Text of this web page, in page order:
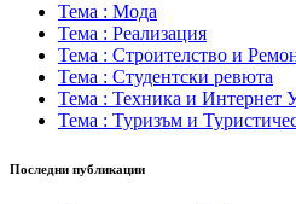
Тема : Мода
Тема : Реализация
Тема : Строителство и
Тема : Студентски ревюта
Тема : Техника и Интернет
Тема : Туризъм и
Последни публикации